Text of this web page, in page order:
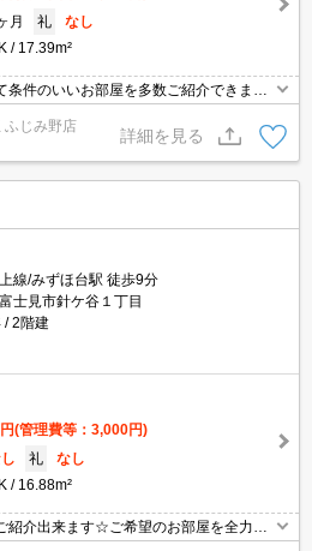
月 礼
なし
17.39m²
条件のいいお部屋を多数ご紹介できます♪
ングまで是非お問い合わせください！
ふじみ野店
詳細を見る
線/みずほ台駅 徒歩9分
士見市針ケ谷１丁目
2階建
(管理費等：3,000円)
礼
なし
16.88m²
介出来ます☆ご希望のお部屋を全力で